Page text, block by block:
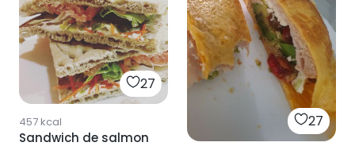
27
457kcal
Sandwich de salmon
27